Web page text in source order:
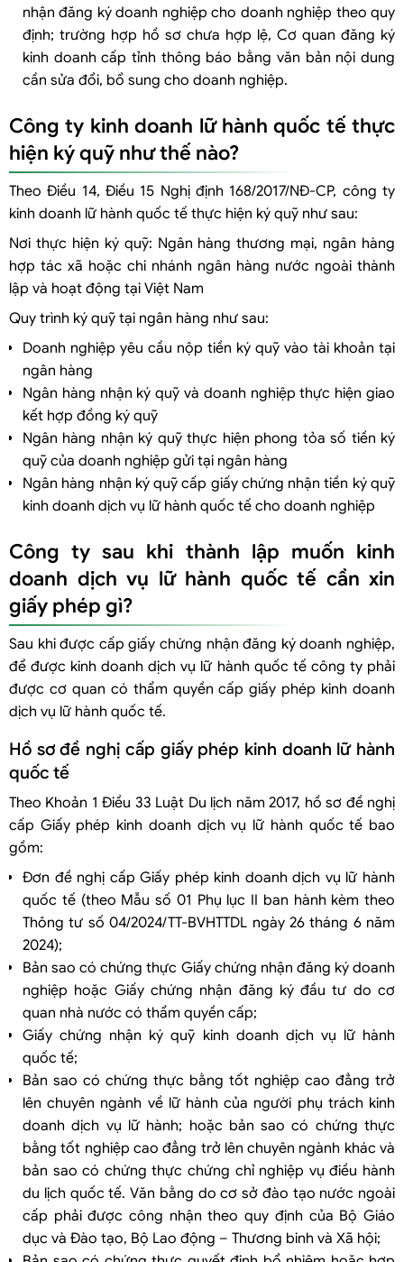
nhận đăng ký doanh nghiệp cho doanh nghiệp theo quy
định; trường hợp hồ sơ chưa hợp lệ, Cơ quan đăng ký
kinh doanh cấp tỉnh thông báo bằng văn bản nội dung
cần sửa đổi, bổ sung cho doanh nghiệp.
Công ty kinh doanh lữ hành quốc tế thực
hiện ký quỹ như thế nào?
Theo Điều 14, Điều 15 Nghị định 168/2017/NĐ-CP, công ty
kinh doanh lữ hành quốc tế thực hiện ký quỹ như sau:
Nơi thực hiện ký quỹ: Ngân hàng thương mại, ngân hàng
hợp tác xã hoặc chi nhánh ngân hàng nước ngoài thành
lập và hoạt động tại Việt Nam
Quy trình ký quỹ tại ngân hàng như sau:
Doanh nghiệp yêu cầu nộp tiền ký quỹ vào tài khoản tại
ngân hàng
Ngân hàng nhận ký quỹ và doanh nghiệp thực hiện giao
kết hợp đồng ký quỹ
Ngân hàng nhận ký quỹ thực hiện phong tỏa số tiền ký
quỹ của doanh nghiệp gửi tại ngân hàng
Ngân hàng nhận ký quỹ cấp giấy chứng nhận tiền ký quỹ
kinh doanh dịch vụ lữ hành quốc tế cho doanh nghiệp
Công ty sau khi thành lập muốn kinh
doanh dịch vụ lữ hành quốc tế cần xin
giấy phép gì?
Sau khi được cấp giấy chứng nhận đăng ký doanh nghiệp,
để được kinh doanh dịch vụ lữ hành quốc tế công ty phải
được cơ quan có thẩm quyền cấp giấy phép kinh doanh
dịch vụ lữ hành quốc tế.
Hồ sơ đề nghị cấp giấy phép kinh doanh lữ hành
quốc tế
Theo Khoản 1 Điều 33 Luật Du lịch năm 2017, hồ sơ đề nghị
cấp Giấy phép kinh doanh dịch vụ lữ hành quốc tế bao
gồm:
Đơn đề nghị cấp Giấy phép kinh doanh dịch vụ lữ hành
quốc tế (theo Mẫu số 01 Phụ lục II ban hành kèm theo
Thông tư số 04/2024/TT-BVHTTDL ngày 26 tháng 6 năm
2024);
Bản sao có chứng thực Giấy chứng nhận đăng ký doanh
nghiệp hoặc Giấy chứng nhận đăng ký đầu tư do cơ
quan nhà nước có thẩm quyền cấp;
Giấy chứng nhận ký quỹ kinh doanh dịch vụ lữ hành
quốc tế;
Bản sao có chứng thực bằng tốt nghiệp cao đẳng trở
lên chuyên ngành về lữ hành của người phụ trách kinh
doanh dịch vụ lữ hành; hoặc bản sao có chứng thực
bằng tốt nghiệp cao đẳng trở lên chuyên ngành khác và
bản sao có chứng thực chứng chỉ nghiệp vụ điều hành
du lịch quốc tế. Văn bằng do cơ sở đào tạo nước ngoài
cấp phải được công nhận theo quy định của Bộ Giáo
dục và Đào tạo, Bộ Lao động – Thương binh và Xã hội;